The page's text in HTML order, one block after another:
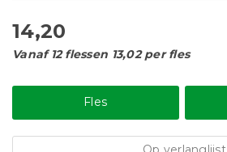
14,20
Vanaf 12 flessen 13,02 per fles
Fles